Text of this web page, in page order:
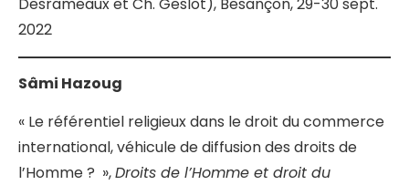
Desrameaux et Ch. Geslot), Besançon, 29-30 sept.
2022
Sâmi Hazoug
« Le référentiel religieux dans le droit du commerce
international, véhicule de diffusion des droits de
l’Homme ? »,Droits de l’Homme et droit du